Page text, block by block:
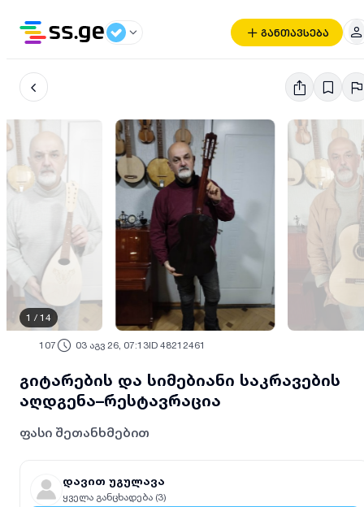
განთავსება
1 / 14
107 03 აგვ 26, 07:13ID 48212461
გიტარების და სიმებიანი საკრავების
აღდგენა–რესტავრაცია
ფასი შეთანხმებით
დავით უგულავა
ყველა განცხადება (3)